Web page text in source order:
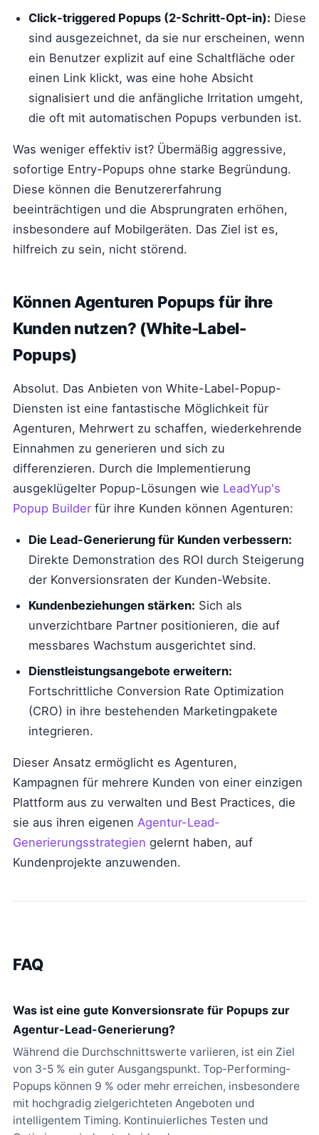
Click-triggered Popups (2-Schritt-Opt-in): Diese
sind ausgezeichnet, da sie nur erscheinen, wenn
ein Benutzer explizit auf eine Schaltfläche oder
einen Link klickt, was eine hohe Absicht
signalisiert und die anfängliche Irritation umgeht,
die oft mit automatischen Popups verbunden ist.
Was weniger effektiv ist? Übermäßig aggressive,
sofortige Entry-Popups ohne starke Begründung.
Diese können die Benutzererfahrung
beeinträchtigen und die Absprungraten erhöhen,
insbesondere auf Mobilgeräten. Das Ziel ist es,
hilfreich zu sein, nicht störend.
Können Agenturen Popups für ihre
Kunden nutzen? (White-Label-
Popups)
Absolut. Das Anbieten von White-Label-Popup-
Diensten ist eine fantastische Möglichkeit für
Agenturen, Mehrwert zu schaffen, wiederkehrende
Einnahmen zu generieren und sich zu
differenzieren. Durch die Implementierung
ausgeklügelter Popup-Lösungen wie LeadYup's
Popup Builder für ihre Kunden können Agenturen:
Die Lead-Generierung für Kunden verbessern:
Direkte Demonstration des ROI durch Steigerung
der Konversionsraten der Kunden-Website.
Kundenbeziehungen stärken: Sich als
unverzichtbare Partner positionieren, die auf
messbares Wachstum ausgerichtet sind.
Dienstleistungsangebote erweitern:
Fortschrittliche Conversion Rate Optimization
(CRO) in ihre bestehenden Marketingpakete
integrieren.
Dieser Ansatz ermöglicht es Agenturen,
Kampagnen für mehrere Kunden von einer einzigen
Plattform aus zu verwalten und Best Practices, die
sie aus ihren eigenen Agentur-Lead-
Generierungsstrategien gelernt haben, auf
Kundenprojekte anzuwenden.
FAQ
Was ist eine gute Konversionsrate für Popups zur
Agentur-Lead-Generierung?
Während die Durchschnittswerte variieren, ist ein Ziel
von 3-5 % ein guter Ausgangspunkt. Top-Performing-
Popups können 9 % oder mehr erreichen, insbesondere
mit hochgradig zielgerichteten Angeboten und
intelligentem Timing. Kontinuierliches Testen und